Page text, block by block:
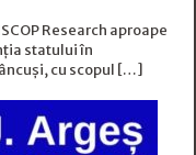
Research aproape
statului în
cu scopul […]